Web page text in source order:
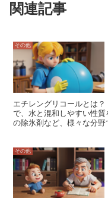
関連記事
その他
エチレングリコールとは？ エチレングリコールは、無色透明な液体
で、水と混和しやすい性
の除氷剤など、様々な分野
ールは、人体にも様々な
ングリコールを摂取すると
す。また、エチレングリコ
呼吸困難を引き起こす可
膚や目からも吸収されるため
その他